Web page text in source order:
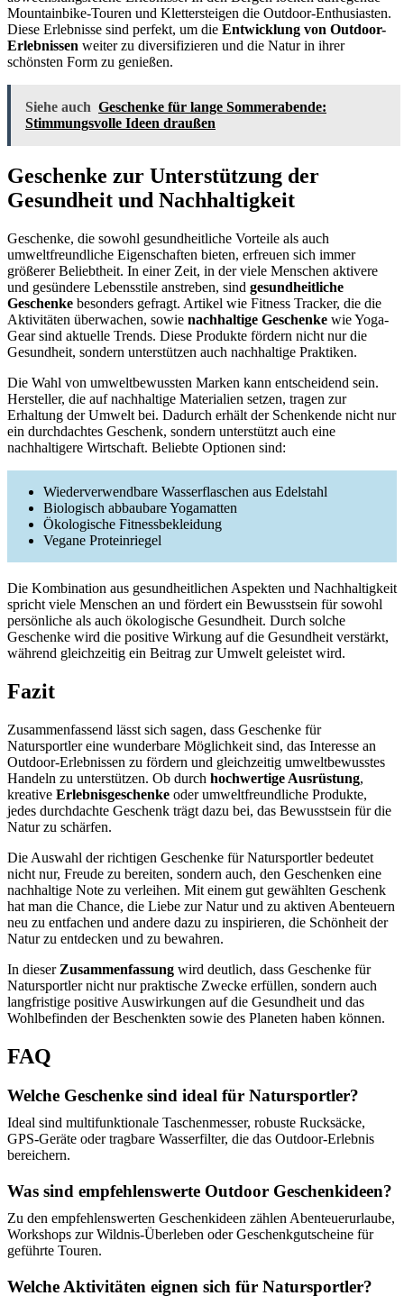
Mountainbike-Touren und Klettersteigen die Outdoor-Enthusiasten.
Diese Erlebnisse sind perfekt, um die Entwicklung von Outdoor-
Erlebnissen weiter zu diversifizieren und die Natur in ihrer
schönsten Form zu genießen.
Siehe auch Geschenke für lange Sommerabende:
Stimmungsvolle Ideen draußen
Geschenke zur Unterstützung der
Gesundheit und Nachhaltigkeit
Geschenke, die sowohl gesundheitliche Vorteile als auch
umweltfreundliche Eigenschaften bieten, erfreuen sich immer
größerer Beliebtheit. In einer Zeit, in der viele Menschen aktivere
und gesündere Lebensstile anstreben, sind gesundheitliche
Geschenke besonders gefragt. Artikel wie Fitness Tracker, die die
Aktivitäten überwachen, sowie nachhaltige Geschenke wie Yoga-
Gear sind aktuelle Trends. Diese Produkte fördern nicht nur die
Gesundheit, sondern unterstützen auch nachhaltige Praktiken.
Die Wahl von umweltbewussten Marken kann entscheidend sein.
Hersteller, die auf nachhaltige Materialien setzen, tragen zur
Erhaltung der Umwelt bei. Dadurch erhält der Schenkende nicht nur
ein durchdachtes Geschenk, sondern unterstützt auch eine
nachhaltigere Wirtschaft. Beliebte Optionen sind:
Wiederverwendbare Wasserflaschen aus Edelstahl
Biologisch abbaubare Yogamatten
Ökologische Fitnessbekleidung
Vegane Proteinriegel
Die Kombination aus gesundheitlichen Aspekten und Nachhaltigkeit
spricht viele Menschen an und fördert ein Bewusstsein für sowohl
persönliche als auch ökologische Gesundheit. Durch solche
Geschenke wird die positive Wirkung auf die Gesundheit verstärkt,
während gleichzeitig ein Beitrag zur Umwelt geleistet wird.
Fazit
Zusammenfassend lässt sich sagen, dass Geschenke für
Natursportler eine wunderbare Möglichkeit sind, das Interesse an
Outdoor-Erlebnissen zu fördern und gleichzeitig umweltbewusstes
Handeln zu unterstützen. Ob durch hochwertige Ausrüstung,
kreative Erlebnisgeschenke oder umweltfreundliche Produkte,
jedes durchdachte Geschenk trägt dazu bei, das Bewusstsein für die
Natur zu schärfen.
Die Auswahl der richtigen Geschenke für Natursportler bedeutet
nicht nur, Freude zu bereiten, sondern auch, den Geschenken eine
nachhaltige Note zu verleihen. Mit einem gut gewählten Geschenk
hat man die Chance, die Liebe zur Natur und zu aktiven Abenteuern
neu zu entfachen und andere dazu zu inspirieren, die Schönheit der
Natur zu entdecken und zu bewahren.
In dieser Zusammenfassung wird deutlich, dass Geschenke für
Natursportler nicht nur praktische Zwecke erfüllen, sondern auch
langfristige positive Auswirkungen auf die Gesundheit und das
Wohlbefinden der Beschenkten sowie des Planeten haben können.
FAQ
Welche Geschenke sind ideal für Natursportler?
Ideal sind multifunktionale Taschenmesser, robuste Rucksäcke,
GPS-Geräte oder tragbare Wasserfilter, die das Outdoor-Erlebnis
bereichern.
Was sind empfehlenswerte Outdoor Geschenkideen?
Zu den empfehlenswerten Geschenkideen zählen Abenteuerurlaube,
Workshops zur Wildnis-Überleben oder Geschenkgutscheine für
geführte Touren.
Welche Aktivitäten eignen sich für Natursportler?